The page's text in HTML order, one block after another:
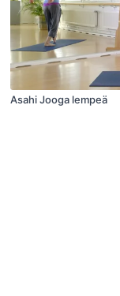
Asahi Jooga lempeä